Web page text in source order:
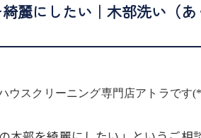
麗にしたい｜木部洗い（
スクリーニング専門店アトラです